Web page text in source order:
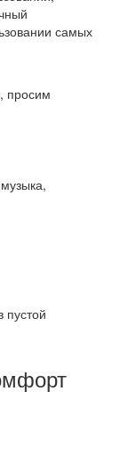
самых
, просим
пустой